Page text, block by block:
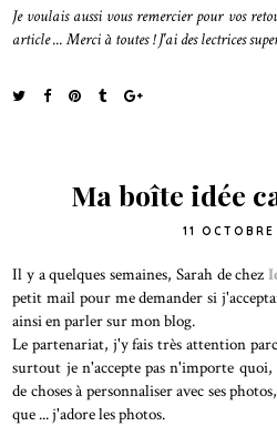
Je voulais aussi vous remercier pour vos
article ... Merci à toutes ! J'ai des lectrices
Ma boîte idée
11
Il y a quelques semaines, Sarah de chez
petit mail pour me demander si
ainsi en parler sur mon blog.
Le partenariat, j'y fais très attention
surtout je n'accepte pas n'importe quoi,
de choses à personnaliser avec ses
que ... j'adore les photos.